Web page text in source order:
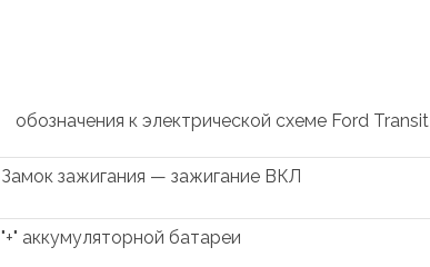
обозначения к электрической схеме Ford Transit
Замок зажигания — зажигание ВКЛ
"+" аккумуляторной батареи